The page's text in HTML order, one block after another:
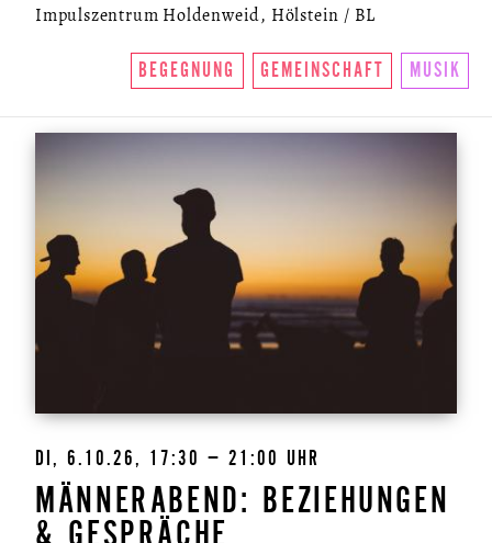
Impulszentrum Holdenweid, Hölstein / BL
BEGEGNUNG GEMEINSCHAFT MUSIK
DI, 6.10.26, 17:30 – 21:00 UHR
MÄNNERABEND: BEZIEHUNGEN
& GESPRÄCHE